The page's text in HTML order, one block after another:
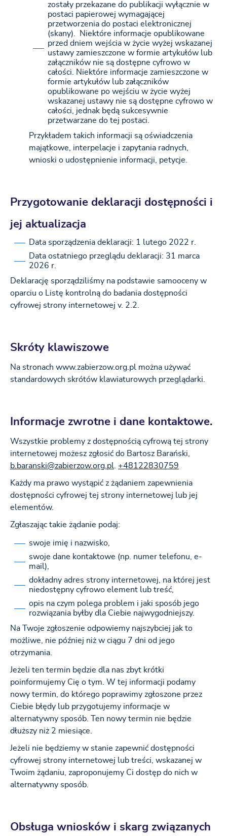
zostały przekazane do publikacji wyłącznie w
postaci papierowej wymagającej
przetworzenia do postaci elektronicznej
(skany). Niektóre informacje opublikowane
przed dniem wejścia w życie wyżej wskazanej
ustawy zamieszczone w formie artykułów lub
załączników nie są dostępne cyfrowo w
całości. Niektóre informacje zamieszczone w
formie artykułów lub załączników
opublikowane po wejściu w życie wyżej
wskazanej ustawy nie są dostępne cyfrowo w
całości, jednak będą sukcesywnie
przetwarzane do tej postaci.
Przykładem takich informacji są oświadczenia
majątkowe, interpelacje i zapytania radnych,
wnioski o udostępnienie informacji, petycje.
Przygotowanie deklaracji dostępności i
jej aktualizacja
Data sporządzenia deklaracji: 1 lutego 2022 r.
Data ostatniego przeglądu deklaracji: 31 marca
2026 r.
Deklarację sporządziliśmy na podstawie samooceny w
oparciu o Listę kontrolną do badania dostępności
cyfrowej strony internetowej v. 2.2.
Skróty klawiszowe
Na stronach www.zabierzow.org.pl można używać
standardowych skrótów klawiaturowych przeglądarki.
Informacje zwrotne i dane kontaktowe.
Wszystkie problemy z dostępnością cyfrową tej strony
internetowej możesz zgłosić do Bartosz Barański
b.baranski@zabierzow.org.pl +48122830759
Każdy ma prawo wystąpić z żądaniem zapewnienia
dostępności cyfrowej tej strony internetowej lub jej
elementów.
Zgłaszając takie żądanie podaj:
swoje imię i nazwisko,
swoje dane kontaktowe (np. numer telefonu, e-
mail),
dokładny adres strony internetowej, na której jest
niedostępny cyfrowo element lub treść,
opis na czym polega problem i jaki sposób jego
rozwiązania byłby dla Ciebie najwygodniejszy.
Na Twoje zgłoszenie odpowiemy najszybciej jak to
możliwe, nie później niż w ciągu 7 dni od jego
otrzymania.
Jeżeli ten termin będzie dla nas zbyt krótki
poinformujemy Cię o tym. W tej informacji podamy
nowy termin, do którego poprawimy zgłoszone przez
Ciebie błędy lub przygotujemy informacje w
alternatywny sposób. Ten nowy termin nie będzie
dłuższy niż 2 miesiące.
Jeżeli nie będziemy w stanie zapewnić dostępności
cyfrowej strony internetowej lub treści, wskazanej w
Twoim żądaniu, zaproponujemy Ci dostęp do nich w
alternatywny sposób.
Obsługa wniosków i skarg związanych